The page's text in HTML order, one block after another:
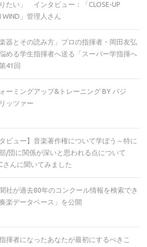
たい」 インタビュー：「CLOSE-UP
WIND」管理人さん
楽器とその読み方」プロの指揮者・岡田友弘
める学生指揮者へ送る「スーパー学指揮へ
41回
ーミングアップ&トレーニング BY バジ
ッツァー
タビュー】音楽著作権について学ぼう～特に
/団に関係が深いと思われる点について
さんに聞いてみました
社が過去80年のコンクール情報を検索でき
楽データベース」を公開
指揮者になったあなたが最初にするべきこ